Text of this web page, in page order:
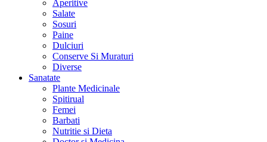
Aperitive
Salate
Sosuri
Paine
Dulciuri
Conserve Si Muraturi
Diverse
Sanatate
Plante Medicinale
Spitirual
Femei
Barbati
Nutritie si Dieta